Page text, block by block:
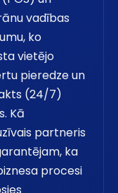
vadības
ko
vietējo
pieredze un
(24/7)
Kā
partneris
ka
procesi